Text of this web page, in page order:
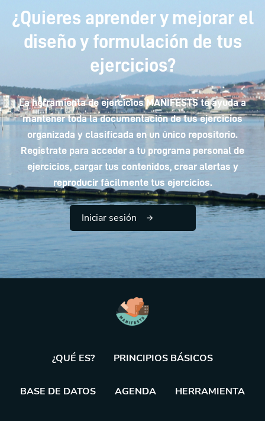
¿Quieres aprender y mejorar el
diseño y formulación de tus
ejercicios?
La herramienta de ejercicios MANIFESTS te ayuda a
mantener toda la documentación de tus ejercicios
organizada y clasificada en un único repositorio.
Regístrate para acceder a tu programa personal de
ejercicios, cargar tus contenidos, crear alertas y
reproducir fácilmente tus ejercicios.
Iniciar sesión
¿QUÉ ES? PRINCIPIOS BÁSICOS
BASE DE DATOS AGENDA HERRAMIENTA